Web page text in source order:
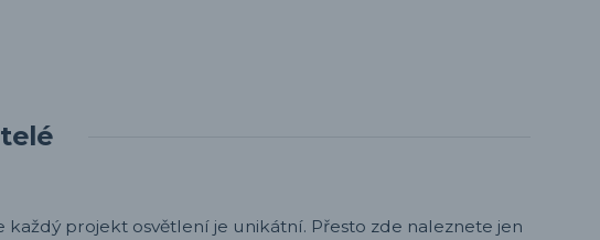
projekt osvětlení je unikátní. Přesto zde naleznete jen